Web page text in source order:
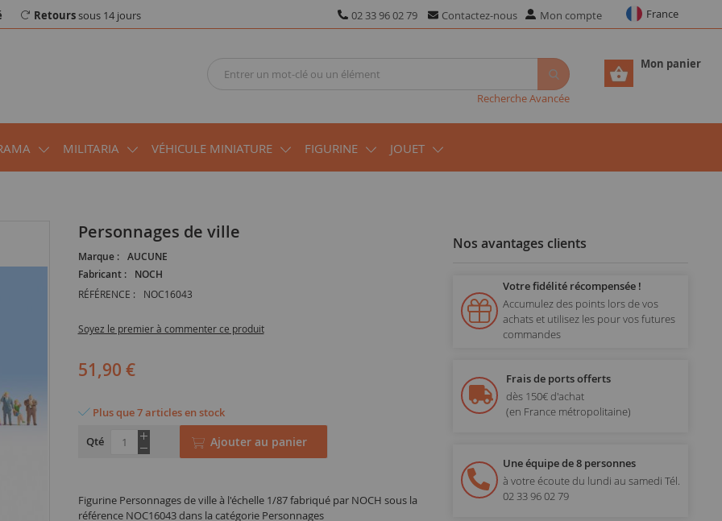
Retourssous 14 jours 02 33 96 02 79 Contactez-nous Mon compte France
Mon panier
Recherche Avancée
MILITARIA VÉHICULE MINIATURE FIGURINE JOUET
Personnages de ville
Marque :
AUCUNE
Fabricant :
NOCH
RÉFÉRENCE : NOC16043
Soyez le premier à commenter ce produit
51,90 €
Plus que 7 articles en stock
Qté
Ajouter au panier
Figurine Personnages de ville à l'échelle 1/87 fabriqué par NOCH sous la
référence NOC16043 dans la catégorie Personnages
Nos avantages clients
Votre fidélité récompensée !
Accumulez des points lors de vos
achats et utilisez les pour vos futures
commandes
Frais de ports offerts
dès 150€ d'achat
(en France métropolitaine)
Une équipe de 8 personnes
à votre écoute du lundi au samedi Tél.
02 33 96 02 79